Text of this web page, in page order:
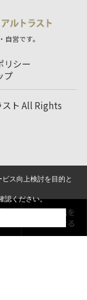
営です。
リシー
プ
ト All Rights
ス向上検討を目的と
認ください。